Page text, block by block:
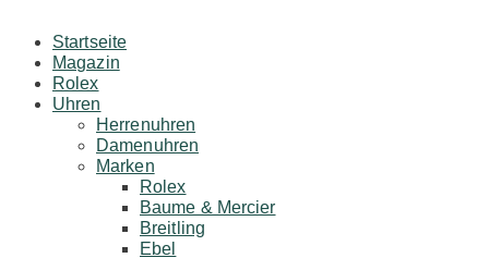
Startseite
Magazin
Rolex
Uhren
Herrenuhren
Damenuhren
Marken
Rolex
Baume & Mercier
Breitling
Ebel